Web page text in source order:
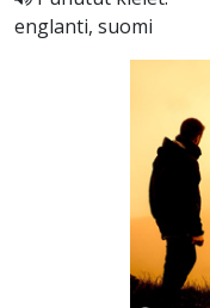
englanti, suomi